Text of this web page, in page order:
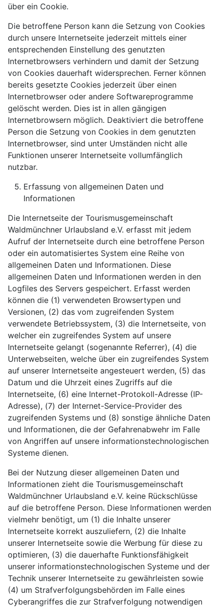
über ein Cookie.
Die betroffene Person kann die Setzung von Cookies
durch unsere Internetseite jederzeit mittels einer
entsprechenden Einstellung des genutzten
Internetbrowsers verhindern und damit der Setzung
von Cookies dauerhaft widersprechen. Ferner können
bereits gesetzte Cookies jederzeit über einen
Internetbrowser oder andere Softwareprogramme
gelöscht werden. Dies ist in allen gängigen
Internetbrowsern möglich. Deaktiviert die betroffene
Person die Setzung von Cookies in dem genutzten
Internetbrowser, sind unter Umständen nicht alle
Funktionen unserer Internetseite vollumfänglich
nutzbar.
Erfassung von allgemeinen Daten und
Informationen
Die Internetseite der Tourismusgemeinschaft
Waldmünchner Urlaubsland e.V. erfasst mit jedem
Aufruf der Internetseite durch eine betroffene Person
oder ein automatisiertes System eine Reihe von
allgemeinen Daten und Informationen. Diese
allgemeinen Daten und Informationen werden in den
Logfiles des Servers gespeichert. Erfasst werden
können die (1) verwendeten Browsertypen und
Versionen, (2) das vom zugreifenden System
verwendete Betriebssystem, (3) die Internetseite, von
welcher ein zugreifendes System auf unsere
Internetseite gelangt (sogenannte Referrer), (4) die
Unterwebseiten, welche über ein zugreifendes System
auf unserer Internetseite angesteuert werden, (5) das
Datum und die Uhrzeit eines Zugriffs auf die
Internetseite, (6) eine Internet-Protokoll-Adresse (IP-
Adresse), (7) der Internet-Service-Provider des
zugreifenden Systems und (8) sonstige ähnliche Daten
und Informationen, die der Gefahrenabwehr im Falle
von Angriffen auf unsere informationstechnologischen
Systeme dienen.
Bei der Nutzung dieser allgemeinen Daten und
Informationen zieht die Tourismusgemeinschaft
Waldmünchner Urlaubsland e.V. keine Rückschlüsse
auf die betroffene Person. Diese Informationen werden
vielmehr benötigt, um (1) die Inhalte unserer
Internetseite korrekt auszuliefern, (2) die Inhalte
unserer Internetseite sowie die Werbung für diese zu
optimieren, (3) die dauerhafte Funktionsfähigkeit
unserer informationstechnologischen Systeme und der
Technik unserer Internetseite zu gewährleisten sowie
(4) um Strafverfolgungsbehörden im Falle eines
Cyberangriffes die zur Strafverfolgung notwendigen